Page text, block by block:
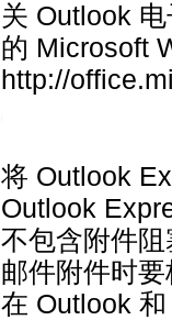
关 Outlook
的 Microsoft
http://
将 Outlook
Outlook
不包含附件
邮件附件时
在 Outlook